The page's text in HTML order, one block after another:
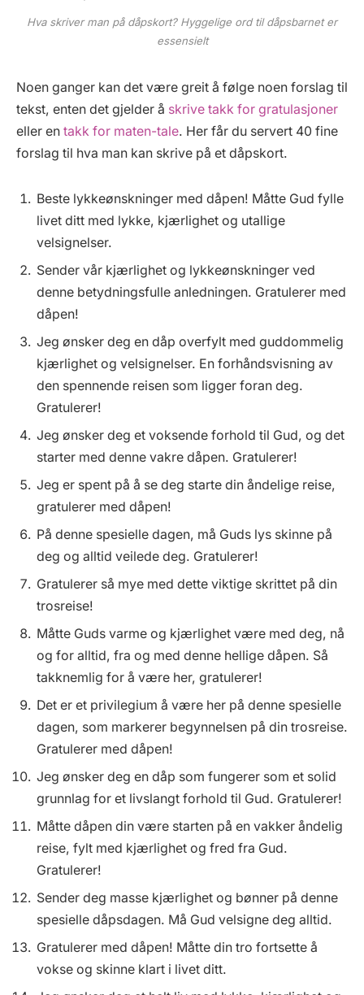
Hva skriver man på dåpskort? Hyggelige ord til dåpsbarnet er
essensielt
Noen ganger kan det være greit å følge noen forslag til
tekst, enten det gjelder å skrive takk for gratulasjoner
eller en takk for maten-tale. Her får du servert 40 fine
forslag til hva man kan skrive på et dåpskort.
Beste lykkeønskninger med dåpen! Måtte Gud fylle
livet ditt med lykke, kjærlighet og utallige
velsignelser.
Sender vår kjærlighet og lykkeønskninger ved
denne betydningsfulle anledningen. Gratulerer med
dåpen!
Jeg ønsker deg en dåp overfylt med guddommelig
kjærlighet og velsignelser. En forhåndsvisning av
den spennende reisen som ligger foran deg.
Gratulerer!
Jeg ønsker deg et voksende forhold til Gud, og det
starter med denne vakre dåpen. Gratulerer!
Jeg er spent på å se deg starte din åndelige reise,
gratulerer med dåpen!
På denne spesielle dagen, må Guds lys skinne på
deg og alltid veilede deg. Gratulerer!
Gratulerer så mye med dette viktige skrittet på din
trosreise!
Måtte Guds varme og kjærlighet være med deg, nå
og for alltid, fra og med denne hellige dåpen. Så
takknemlig for å være her, gratulerer!
Det er et privilegium å være her på denne spesielle
dagen, som markerer begynnelsen på din trosreise.
Gratulerer med dåpen!
Jeg ønsker deg en dåp som fungerer som et solid
grunnlag for et livslangt forhold til Gud. Gratulerer!
Måtte dåpen din være starten på en vakker åndelig
reise, fylt med kjærlighet og fred fra Gud.
Gratulerer!
Sender deg masse kjærlighet og bønner på denne
spesielle dåpsdagen. Må Gud velsigne deg alltid.
Gratulerer med dåpen! Måtte din tro fortsette å
vokse og skinne klart i livet ditt.